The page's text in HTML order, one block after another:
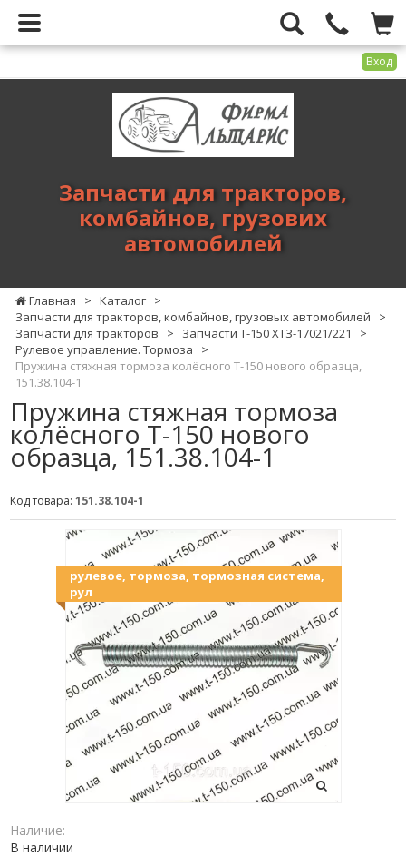
Вход
тракторов,
комбайнов,
Запчасти для тракторов,
комбайнов, грузових
автомобилей
Главная > Каталог >
Запчасти для тракторов, комбайнов, грузовых автомобилей
>
Запчасти для тракторов
> Запчасти Т-150 ХТЗ-17021/221
>
Рулевое управление. Тормоза
>
Пружина стяжная тормоза колёсного Т-150 нового образца,
151.38.104-1
Пружина стяжная тормоза
колёсного Т-150 нового
образца, 151.38.104-1
Код товара: 151.38.104-1
рулевое, тормоза, тормозная система,
рул
Наличие:
В наличии